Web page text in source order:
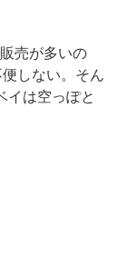
売が多いの
しない。そん
イは空っぽと